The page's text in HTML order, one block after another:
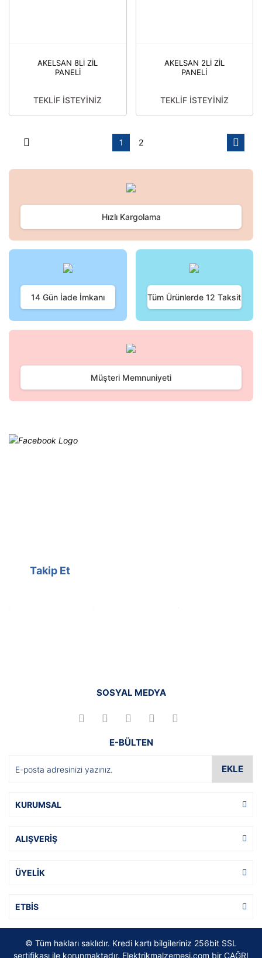
AKELSAN 8Lİ ZİL
PANELİ
TEKLİF İSTEYİNİZ
AKELSAN 2Lİ ZİL
PANELİ
TEKLİF İSTEYİNİZ
1 2
Hızlı Kargolama
14 Gün İade İmkanı Tüm Ürünlerde 12 Taksit
Müşteri Memnuniyeti
Takip Et
SOSYAL MEDYA
E-BÜLTEN
EKLE
KURUMSAL
ALIŞVERİŞ
ÜYELİK
ETBİS
© Tüm hakları saklıdır. Kredi kartı bilgileriniz 256bit SSL
sertifikası ile korunmaktadır. Elektrikmalzemesi.com bir ÇAĞRI